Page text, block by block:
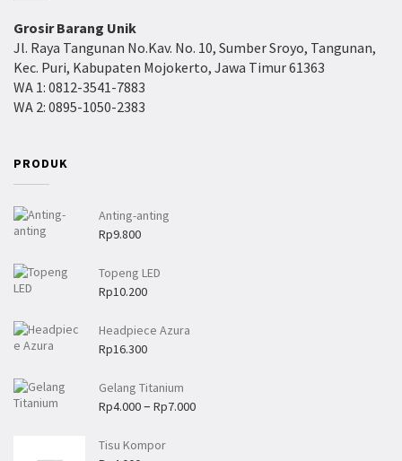
R
p
g
p
3
0
0
Grosir Barang Unik
Jl. Raya Tangunan No.Kav. No. 10, Sumber Sroyo, Tangunan,
Kec. Puri, Kabupaten Mojokerto, Jawa Timur 61363
WA 1: 0812-3541-7883
WA 2: 0895-1050-2383
PRODUK
Anting-anting
Rp9.800
Topeng LED
Rp10.200
Headpiece Azura
Rp16.300
Gelang Titanium
Rp4.000– Rp7.000R
Tisu Kompor